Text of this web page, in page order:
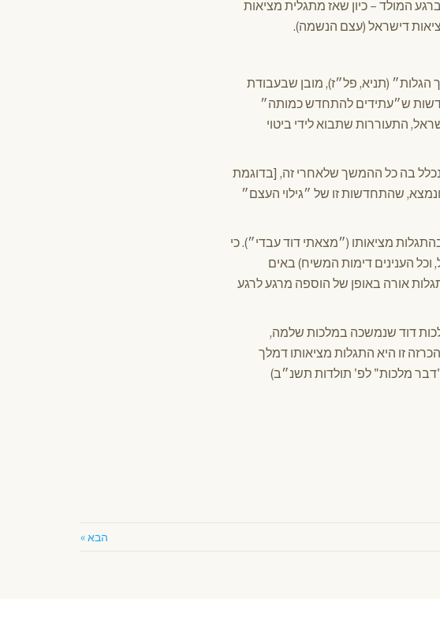
המולד – כיון שאז מתגלית מציאות
דישראל (עצם הנשמה).
הגלות״ (תניא, פל״ז), מובן שבעבודת
ש״עתידים להתחדש כמותה״
התעוררות שתבוא לידי ביטוי
נכלל בה כל ההמשך שלאחרי זה, [בדוגמת
שהתחדשות זו של ״גילוי העצם״
מציאותו (״מצאתי דוד עבדי״). כי
וכל הענינים דימות המשיח) באים
אורה באופן של הוספה מרגע לרגע
דוד שנמשכה במלכות שלמה,
זו היא התגלות מציאותו דמלך
ה"דבר מלכות" לפ' תולדות תשנ״ב)
הבא »